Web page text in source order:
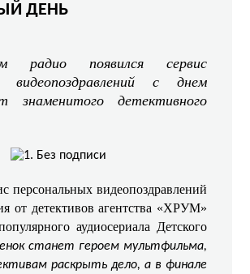
ДЕНЬ
радио появился сервис
видеопоздравлений с днем
знаменитого детективного
персональных видеопоздравлений
от детективов агентства «ХРУМ»
аудиосериала Детского
станет героем мультфильма,
раскрыть дело, а в финале